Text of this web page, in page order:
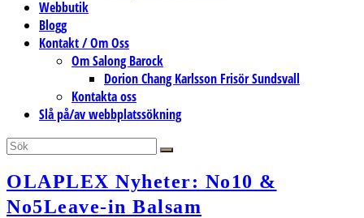
Webbutik
Blogg
Kontakt / Om Oss
Om Salong Barock
Dorion Chang Karlsson Frisör Sundsvall
Kontakta oss
Slå på/av webbplatssökning
OLAPLEX Nyheter: No10 &
No5Leave-in Balsam